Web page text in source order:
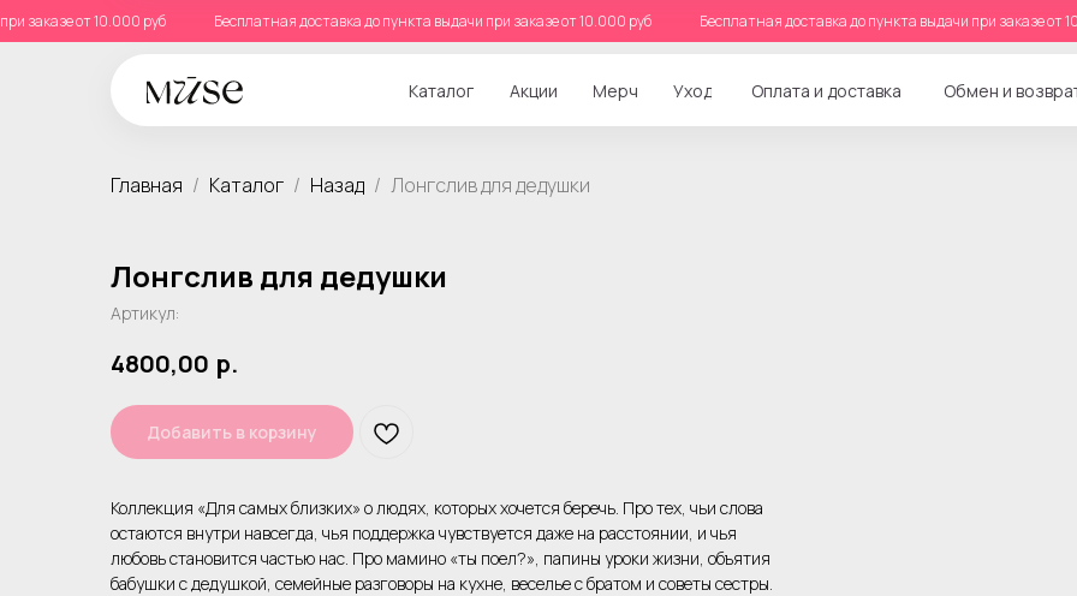
при заказе от 10.000 руб Бесплатная доставка до пункта выдачи при заказе от 10.000 руб Бесплатная доставка до пункта выдачи при заказе
Каталог Оплата и доставка Обмен и
Мерч
Акции Уход
Главная Каталог Назад Лонгслив для дедушки
Лонгслив для дедушки
Артикул:
4800,00 р.
Добавить в корзину
Коллекция «Для самых близких» о людях, которых хочется беречь. Про тех, чьи слова
остаются внутри навсегда, чья поддержка чувствуется даже на расстоянии, и чья
любовь становится частью нас. Про мамино «ты поел?», папины уроки жизни, объятия
бабушки с дедушкой, семейные разговоры на кухне, веселье с братом и советы сестры.